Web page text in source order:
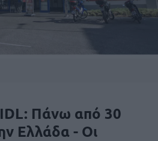
Πάνω από 30
Ελλάδα - Οι